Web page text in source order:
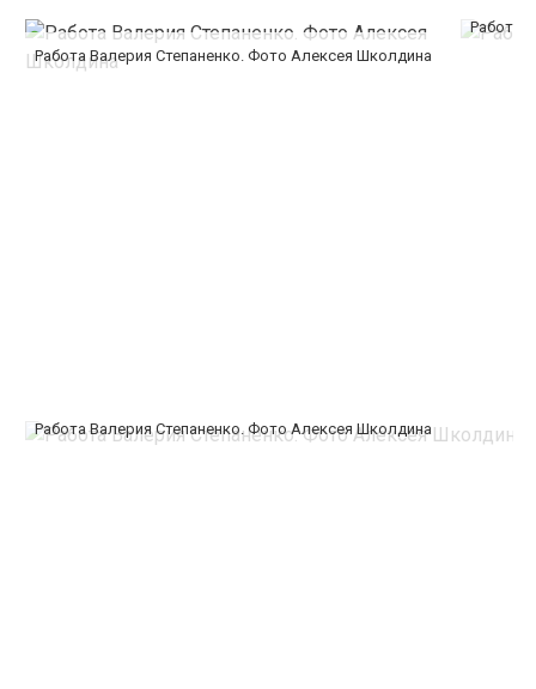
Работа Валерия Степаненко. Фото Алексея Школдина
Работа
Работа Валерия Степаненко. Фото Алексея Школдина